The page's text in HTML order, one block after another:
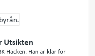
Utsikten
Häcken. Han är klar för